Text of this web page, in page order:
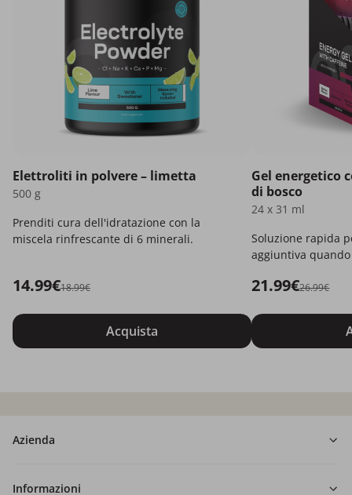
Elettroliti in polvere – limetta
500 g
Prenditi cura dell'idratazione con la
miscela rinfrescante di 6 minerali.
14.99€18.99€
Acquista
Gel energetico
di bosco
24 x 31 ml
Soluzione rapida
aggiuntiva
21.99€26.99€
Azienda
Informazioni